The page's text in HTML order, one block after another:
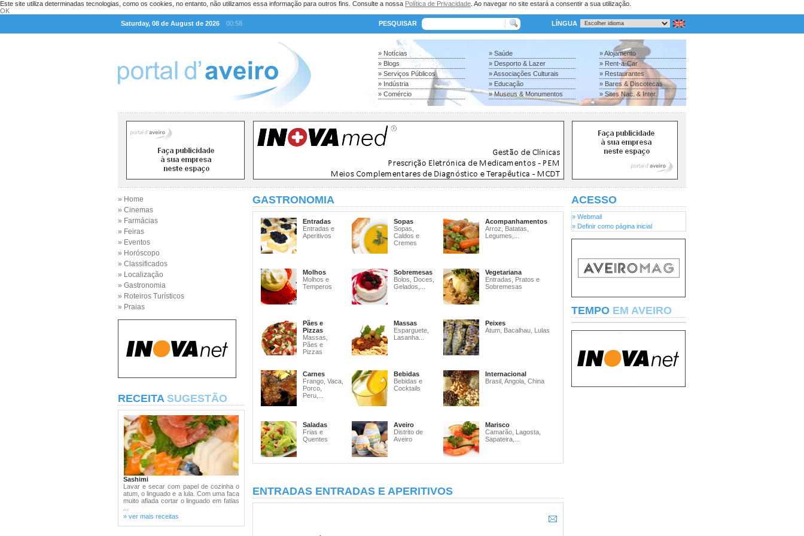
Este site utiliza determinadas tecnologias, como os cookies, no entanto, não utilizamos essa informação para outros fins. Consulte a nossa Política de Privacidade . Ao navegar no site estará a consentir a sua utilização.
OK
Saturday, 08 de August de 2026
00:58 PESQUISAR LÍNGUA
» Notícias
» Blogs
» Serviços Públicos
» Indústria
» Comércio
» Saúde
» Desporto & Lazer
» Associações Culturais
» Educação
» Museus & Monumentos
» Alojamento
» Rent-a-Car
» Restaurantes
» Bares & Discotecas
» Sites Nac. & Inter.
» Home
» Cinemas
» Farmácias
» Feiras
» Eventos
» Horóscopo
» Classificados
» Localização
» Gastronomia
» Roteiros Turísticos
» Praias
RECEITA SUGESTÃO
Sashimi
Lavar e secar com papel de cozinha o
atum, o linguado e a lula. Com uma faca
muito afiada cortar o linguado em fatias
» ver mais receitas
GASTRONOMIA
Entradas
Entradas e
Aperitivos
Sopas
Sopas,
Caldos e
Cremes
Acompanhamentos
Arroz, Batatas,
Legumes,...
Molhos
Molhos e
Temperos
Sobremesas
Bolos, Doces,
Gelados,...
Vegetariana
Entradas, Pratos e
Sobremesas
Pães e
Pizzas
Massas,
Pães e
Pizzas
Massas
Esparguete,
Lasanha...
Peixes
Atum, Bacalhau, Lulas
Carnes
Frango, Vaca,
Porco,
Peru,...
Bebidas
Bebidas e
Cocktails
Internacional
Brasil, Angola, China
Saladas
Frias e
Quentes
Aveiro
Distrito de
Aveiro
Marisco
Camarão, Lagosta,
Sapateira,...
ENTRADAS ENTRADAS E APERITIVOS
ACESSO
» Webmail
» Definir como página inicial
TEMPO EM AVEIRO